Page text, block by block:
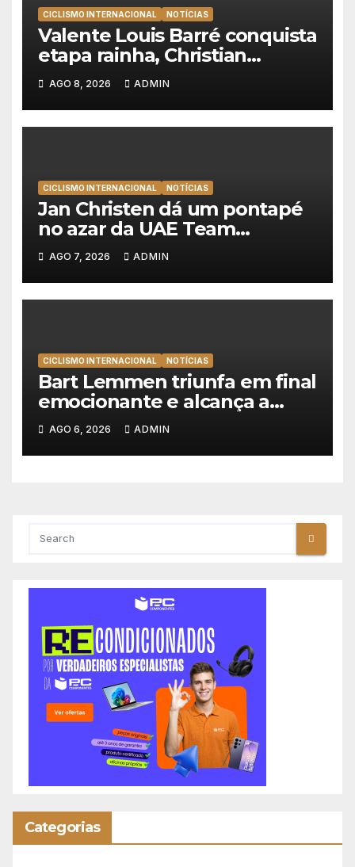
CICLISMO INTERNACIONAL NOTÍCIAS
Valente Louis Barré conquista
etapa rainha, Christian
Scaroni é o novo líder da
Volta a Polónia
AGO 8, 2026 ADMIN
CICLISMO INTERNACIONAL NOTÍCIAS
Jan Christen dá um pontapé
no azar da UAE Team
Emirates e vence na Volta a
Polónia
AGO 7, 2026 ADMIN
CICLISMO INTERNACIONAL NOTÍCIAS
Bart Lemmen triunfa em final
emocionante e alcança a
primeira vitória da carreira na
Volta à Polónia
AGO 6, 2026 ADMIN
Categorias